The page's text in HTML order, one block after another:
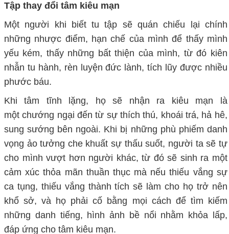
Tập thay đổi tâm kiêu mạn
Một người khi biếttu tập sẽ quán chiếu lại chính
những nhược điểm, hạn chế của mình để thấy mình
yếu kém, thấy những bất thiện của mình, từ đó kiên
nhẫn tu hành, rèn luyệnđức lành, tích lũy được nhiều
phước báu.
Khi tâm tĩnh lặng, họ sẽ nhận ra
kiêu mạn là
mộtchướng ngại đến từ sựthích thú, khoái trá, hả hê,
sung sướng bên ngoài. Khi bị những phù phiếm danh
vọng ảo tưởng che khuất sự thấu suốt, người ta sẽ tự
cho mình vượt hơn người khác, từ đó sẽ sinh ra một
cảm xúc thỏa mãn thuần thục mà nếu thiếu vắng sự
ca tụng, thiếu vắng thành tích sẽ làm cho họ trở nên
khổ sở, và họ phải cố bằng mọi cách để tìm kiếm
những danh tiếng, hình ảnh bề nổi nhằm khỏa lấp,
đáp ứng cho tâm kiêu mạn.